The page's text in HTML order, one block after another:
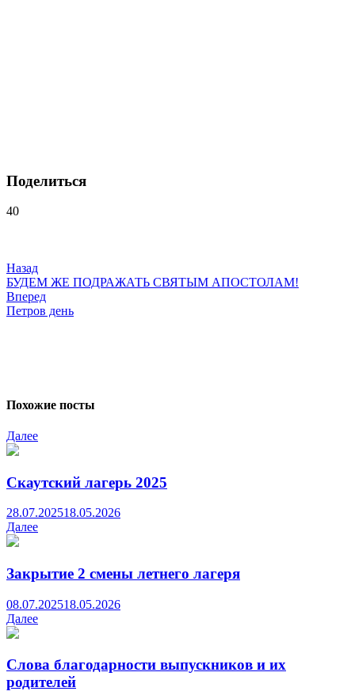
Поделиться
40
записям
Назад
БУДЕМ ЖЕ ПОДРАЖАТЬ СВЯТЫМ АПОСТОЛАМ!
Вперед
Петров день
Похожие посты
Далее
Скаутский лагерь 2025
28.07.202518.05.2026
Далее
Закрытие 2 смены летнего лагеря
08.07.202518.05.2026
Далее
Слова благодарности выпускников и их
родителей